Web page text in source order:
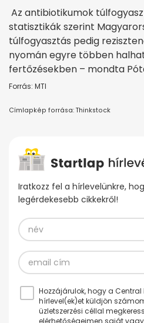
Az antibiotikumok
statisztikák szerint
túlfogyasztás pedig
nyomán egyre többen
fertőzésekben – mondta
Forrás: MTI
Címlapkép forrása: Thinkstock
Iratkozz fel a hírlevelünkre,
legérdekesebb cikkekről!
Hozzájárulok, hogy a
hírlevel(ek)et küldjön
üzletszerzési céllal
elérhetőségeimen saját